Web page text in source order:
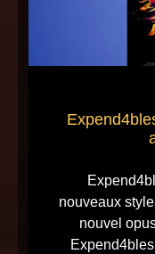
nouveaux
nouvel